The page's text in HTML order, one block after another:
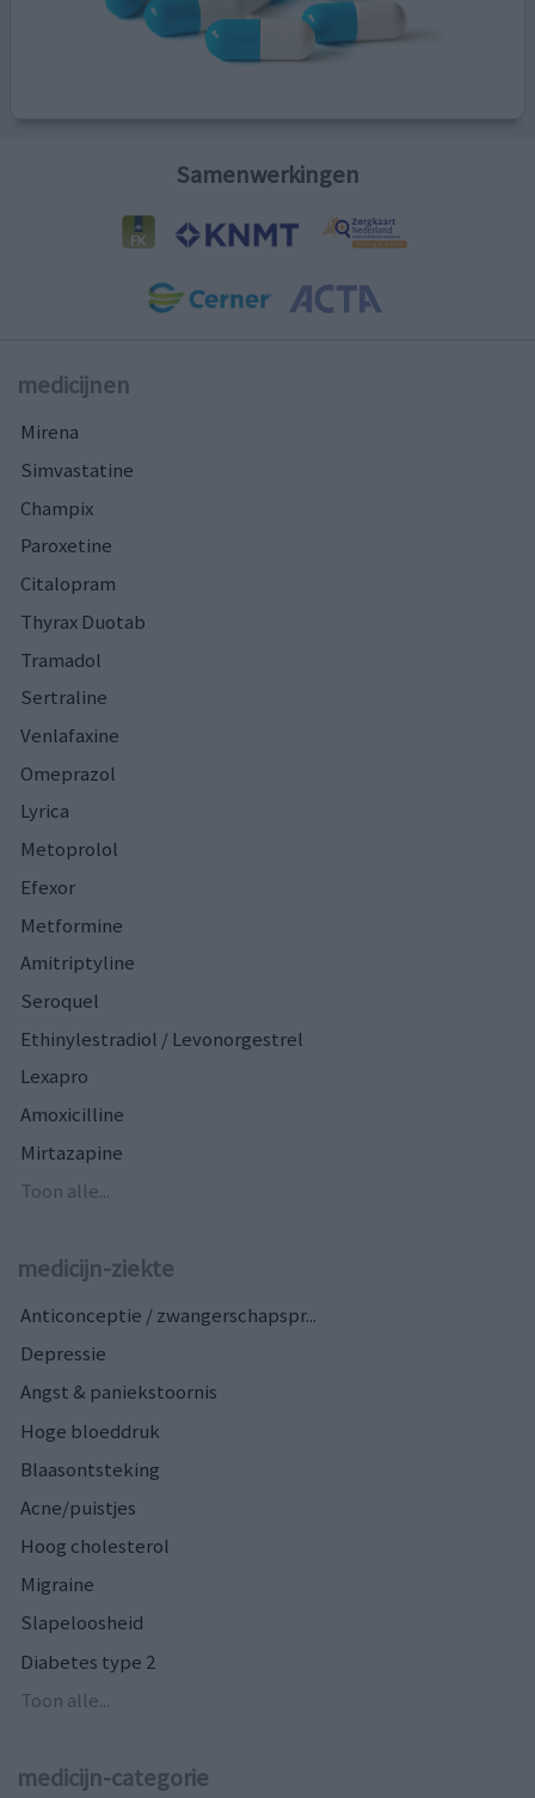
Samenwerkingen
medicijnen
Mirena
Simvastatine
Champix
Paroxetine
Citalopram
Thyrax Duotab
Tramadol
Sertraline
Venlafaxine
Omeprazol
Lyrica
Metoprolol
Efexor
Metformine
Amitriptyline
Seroquel
Ethinylestradiol / Levonorgestrel
Lexapro
Amoxicilline
Mirtazapine
Toon alle...
medicijn-ziekte
Anticonceptie / zwangerschapspr...
Depressie
Angst & paniekstoornis
Hoge bloeddruk
Blaasontsteking
Acne/puistjes
Hoog cholesterol
Migraine
Slapeloosheid
Diabetes type 2
Toon alle...
medicijn-categorie